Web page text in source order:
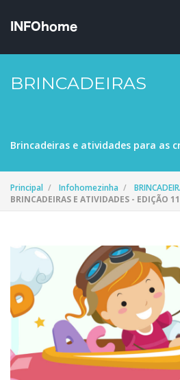
BRINCADEIRAS
Brincadeiras e atividades para as
Principal Infohomezinha
BRINCADEIRAS E ATIVIDADES - EDIÇÃO